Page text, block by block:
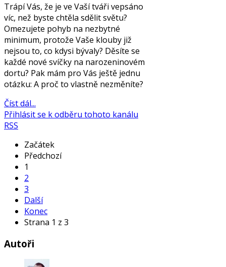
Trápí Vás, že je ve Vaší tváři vepsáno
víc, než byste chtěla sdělit světu?
Omezujete pohyb na nezbytné
minimum, protože Vaše klouby již
nejsou to, co kdysi bývaly? Děsíte se
každé nové svíčky na narozeninovém
dortu? Pak mám pro Vás ještě jednu
otázku: A proč to vlastně nezměníte?
Číst dál...
Přihlásit se k odběru tohoto kanálu
RSS
Začátek
Předchozí
1
2
3
Další
Konec
Strana 1 z 3
Autoři